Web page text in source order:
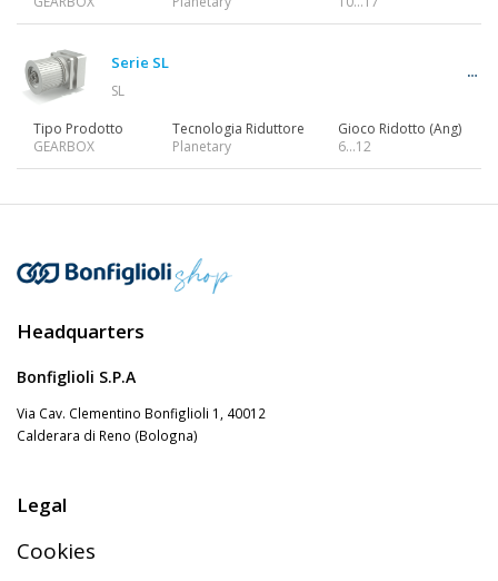
Serie SL
SL
Tipo Prodotto
GEARBOX
Tecnologia Riduttore
Planetary
Gioco Ridotto (Ang)
6...12
Headquarters
Bonfiglioli S.P.A
Via Cav. Clementino Bonfiglioli 1, 40012
Calderara di Reno (Bologna)
Legal
Cookies